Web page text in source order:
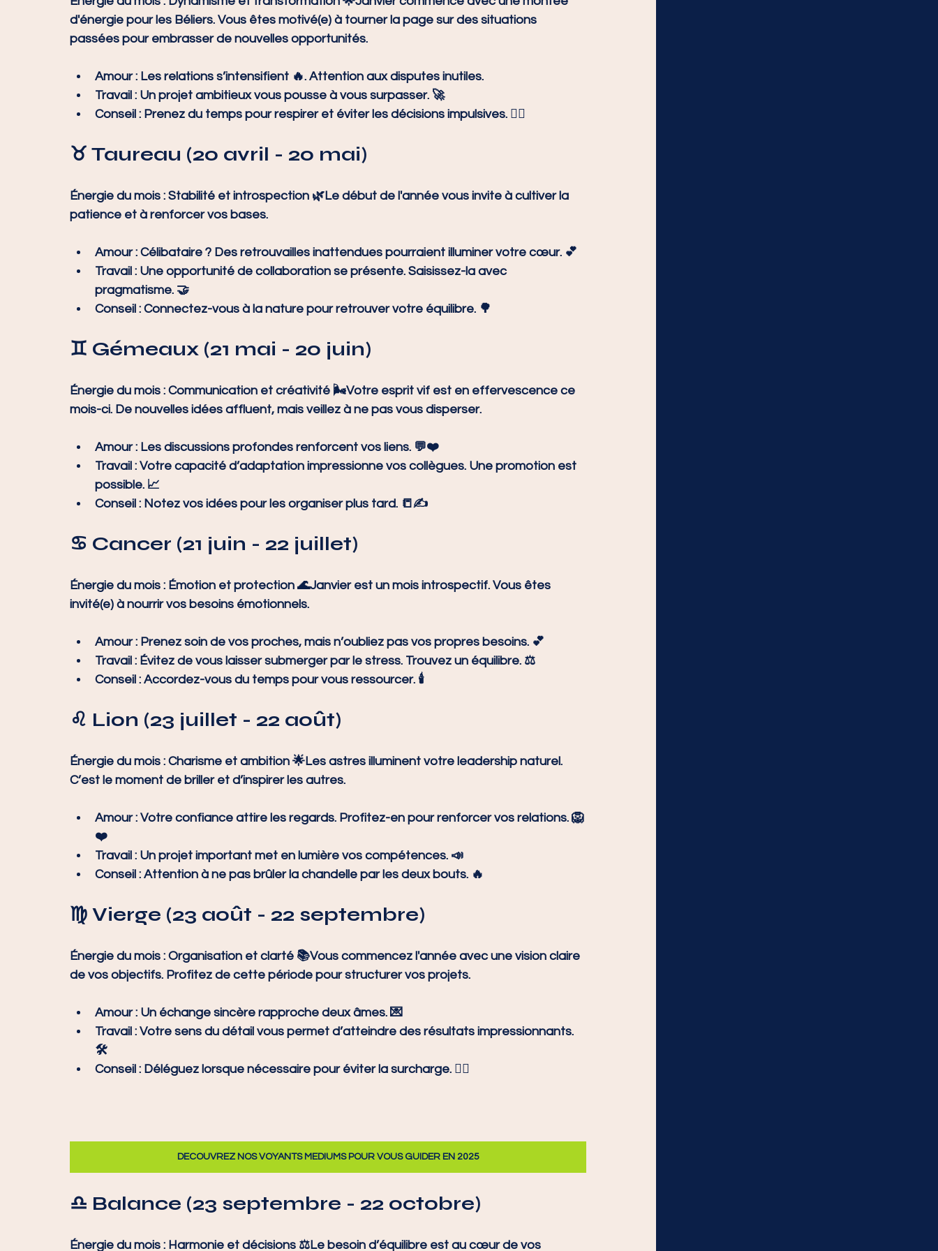
d'énergie pour les Béliers. Vous êtes motivé(e) à tourner la page sur des situations
passées pour embrasser de nouvelles opportunités.
Amour : Les relations s’intensifient 🔥. Attention aux disputes inutiles.
Travail : Un projet ambitieux vous pousse à vous surpasser. 🚀
Conseil : Prenez du temps pour respirer et éviter les décisions impulsives. 🧘‍♂️
♉ Taureau (20 avril - 20 mai)
Énergie du mois : Stabilité et introspection 🌿Le début de l'année vous invite à cultiver la
patience et à renforcer vos bases.
Amour : Célibataire ? Des retrouvailles inattendues pourraient illuminer votre cœur. 💕
Travail : Une opportunité de collaboration se présente. Saisissez-la avec
pragmatisme. 🤝
Conseil : Connectez-vous à la nature pour retrouver votre équilibre. 🌳
♊ Gémeaux (21 mai - 20 juin)
Énergie du mois : Communication et créativité 🌬️Votre esprit vif est en effervescence ce
mois-ci. De nouvelles idées affluent, mais veillez à ne pas vous disperser.
Amour : Les discussions profondes renforcent vos liens. 💬❤️
Travail : Votre capacité d’adaptation impressionne vos collègues. Une promotion est
possible. 📈
Conseil : Notez vos idées pour les organiser plus tard. 📒✍️
♋ Cancer (21 juin - 22 juillet)
Énergie du mois : Émotion et protection 🌊Janvier est un mois introspectif. Vous êtes
invité(e) à nourrir vos besoins émotionnels.
Amour : Prenez soin de vos proches, mais n’oubliez pas vos propres besoins. 💕
Travail : Évitez de vous laisser submerger par le stress. Trouvez un équilibre. ⚖️
Conseil : Accordez-vous du temps pour vous ressourcer. 🕯️
♌ Lion (23 juillet - 22 août)
Énergie du mois : Charisme et ambition 🌟Les astres illuminent votre leadership naturel.
C’est le moment de briller et d’inspirer les autres.
Amour : Votre confiance attire les regards. Profitez-en pour renforcer vos relations. 🦁
❤️
Travail : Un projet important met en lumière vos compétences. 📣
Conseil : Attention à ne pas brûler la chandelle par les deux bouts. 🔥
♍ Vierge (23 août - 22 septembre)
Énergie du mois : Organisation et clarté 📚Vous commencez l'année avec une vision claire
de vos objectifs. Profitez de cette période pour structurer vos projets.
Amour : Un échange sincère rapproche deux âmes. 💌
Travail : Votre sens du détail vous permet d’atteindre des résultats impressionnants.
🛠️
Conseil : Déléguez lorsque nécessaire pour éviter la surcharge. 🧘‍♀️
DECOUVREZ NOS VOYANTS MEDIUMS POUR VOUS GUIDER EN 2025
♎ Balance (23 septembre - 22 octobre)
Énergie du mois : Harmonie et décisions ⚖️Le besoin d’équilibre est au cœur de vos